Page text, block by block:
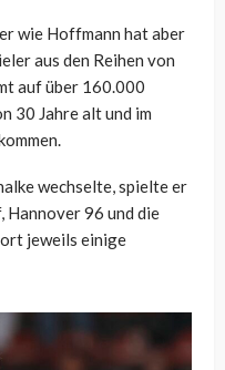
wie Hoffmann hat aber
aus den Reihen von
auf über 160.000
30 Jahre alt und im
wechselte, spielte er
96 und die
jeweils einige